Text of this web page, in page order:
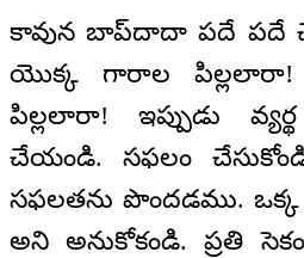
కావున బాప్‌దాదా పదే పదే
యొక్క గారాల
పిల్లలారా! ఇప్పుడు
చేయండి. సఫలం
సఫలతను పొందడము.
అని అనుకోకండి. ప్రతి